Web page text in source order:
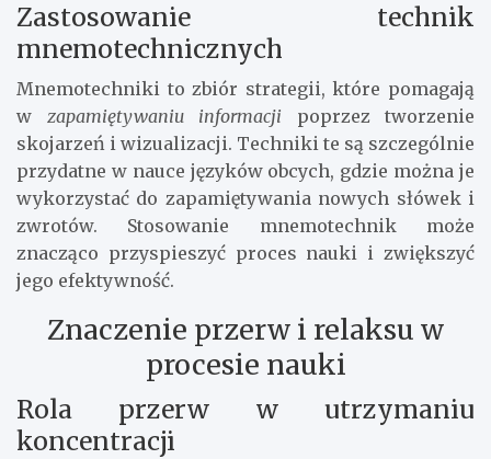
Zastosowanie technik
mnemotechnicznych
Mnemotechniki to zbiór strategii, które pomagają
w zapamiętywaniu informacji poprzez tworzenie
skojarzeń i wizualizacji. Techniki te są szczególnie
przydatne w nauce języków obcych, gdzie można je
wykorzystać do zapamiętywania nowych słówek i
zwrotów. Stosowanie mnemotechnik może
znacząco przyspieszyć proces nauki i zwiększyć
jego efektywność.
Znaczenie przerw i relaksu w
procesie nauki
Rola przerw w utrzymaniu
koncentracji